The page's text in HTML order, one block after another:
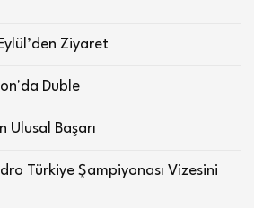
Ziyaret
Duble
Ulusal Başarı
Türkiye Şampiyonası Vizesini